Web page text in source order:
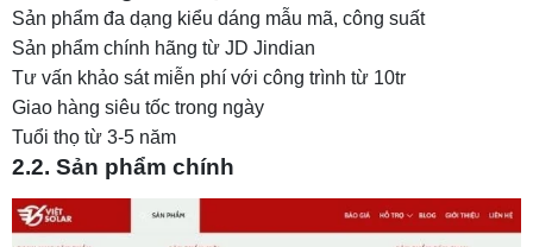
Sản phẩm đa dạng kiểu dáng mẫu mã, công suất
Sản phẩm chính hãng từ JD Jindian
Tư vấn khảo sát miễn phí với công trình từ 10tr
Giao hàng siêu tốc trong ngày
Tuổi thọ từ 3-5 năm
2.2. Sản phẩm chính